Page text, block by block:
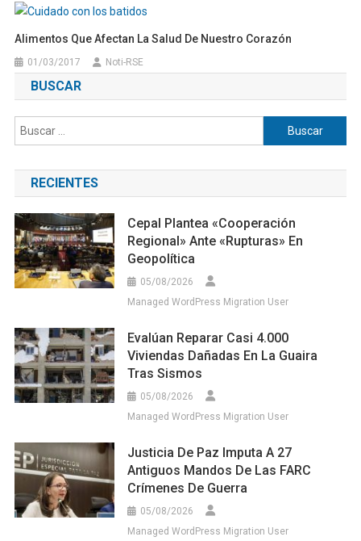
Alimentos Que Afectan La Salud De Nuestro Corazón
01/03/2017 Noti-RSE
BUSCAR
Buscar:
RECIENTES
Cepal Plantea «cooperación
Regional» Ante «rupturas» En
Geopolítica
05/08/2026
Managed WordPress Migration User
Evalúan Reparar Casi 4.000
Viviendas Dañadas En La Guaira
Tras Sismos
05/08/2026
Managed WordPress Migration User
Justicia De Paz Imputa A 27
Antiguos Mandos De Las FARC
Crímenes De Guerra
05/08/2026
Managed WordPress Migration User